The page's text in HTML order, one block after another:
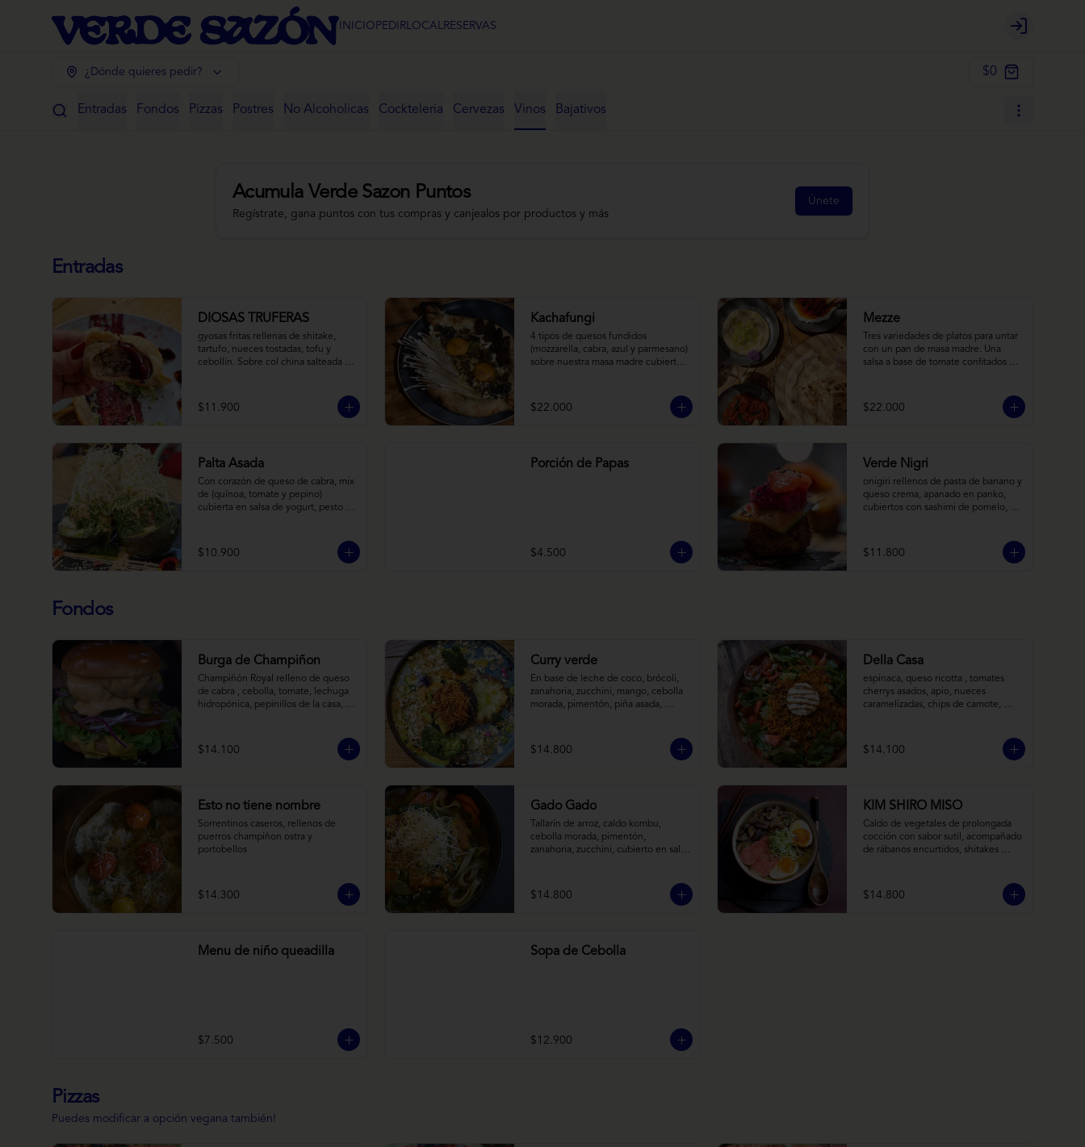
INICIO PEDIRLOCALRESERVAS
Login
¿Dónde quieres pedir? $0
Entradas Fondos Pizzas Postres No Alcoholicas Cockteleria Cervezas Vinos Bajativos
Acumula Verde Sazon Puntos
Regístrate, gana puntos con tus compras y canjealos por productos y más
Únete
Entradas
DIOSAS TRUFERAS
gyosas fritas rellenas de shitake,
tartufo, nueces tostadas, tofu y
cebollín. Sobre col china salteada en
asiáticos
$11.900
Kachafungi
4 tipos de quesos fundidos
(mozzarella, cabra, azul y parmesano)
sobre nuestra masa madre cubierta
finas de trufa negra frescas y
pequeños toques de chimichurri.
$22.000
Mezze
Tres variedades de platos para untar
con un pan de masa madre. Una
salsa a base de tomate confitados y
limón y ajo; pimentones y cebollas
horneadas largamente, con toques
$22.000
Palta Asada
Con corazón de queso de cabra, mix
de (quínoa, tomate y pepino)
cubierta en salsa de yogurt, pesto de
$10.900
Porción de Papas
$4.500
Verde Nigri
onigiri rellenos de pasta de banano y
queso crema, apanado en panko,
cubiertos con sashimi de pomelo,
sobre salsa de crema de coco con
wasabi y tierra de cochayuyo.
$11.800
Fondos
Burga de Champiñon
Champiñón Royal relleno de queso
de cabra , cebolla, tomate, lechuga
hidropónica, pepinillos de la casa,
horneadas.
$14.100
Curry verde
En base de leche de coco, brócoli,
zanahoria, zucchini, mango, cebolla
morada, pimentón, piña asada,
$14.800
Della Casa
espinaca, queso ricotta , tomates
cherrys asados, apio, nueces
caramelizadas, chips de camote,
$14.100
Esto no tiene nombre
Sorrentinos caseros, rellenos de
puerros champiñon ostra y
portobellos
$14.300
Gado Gado
Tallarín de arroz, caldo kombu,
cebolla morada, pimentón,
zanahoria, zucchini, cubierto en salsa
$14.800
KIM SHIRO MISO
Caldo de vegetales de prolongada
cocción con sabor sutil, acompañado
de rábanos encurtidos, shitakes
como opción vegana) y los
infaltables fideos de ramen.
$14.800
Menu de niño queadilla
$7.500
Sopa de Cebolla
$12.900
Pizzas
Puedes modificar a opción vegana también!